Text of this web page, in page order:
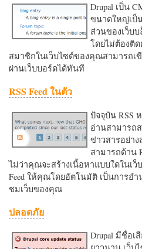
Drupal เป็น
ขนาดใหญ่เป็
ส่วนของเว็บ
โดยไม่ต้องติด
สมาชิกในเว็บไซต์ของคุณสามารถ
ผ่านเว็บบอร์ดได้ทันที
RSS Feed ในตัว
ปัจจุบัน RSS
อ่านสามารถ
ข่าวสารอย่า
สามารถด้าน
ไม่ว่าคุณจะสร้างเนื้อหาแบบใดในเว็
Feed ให้คุณโดยอัตโนมัติ เป็นการอ
ชมเว็บของคุณ
ปลอดภัย
Drupal มีชื่อเ